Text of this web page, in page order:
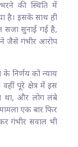
भरने की स्थिति में
है। इसके साथ ही
सजा सुनाई गई है,
जैसे गंभीर आरोप
निर्णय को न्याय
पूरे क्षेत्र में इस
था, और लोग लंबे
एक बार फिर
गंभीर सवाल भी